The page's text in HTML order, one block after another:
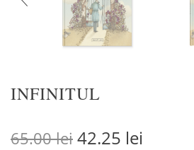
INFINITUL
65.00lei Prețul inițial a
42.25 lei